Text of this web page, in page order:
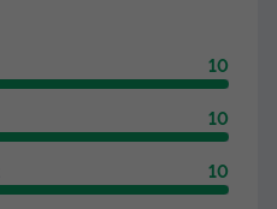
10
10
10